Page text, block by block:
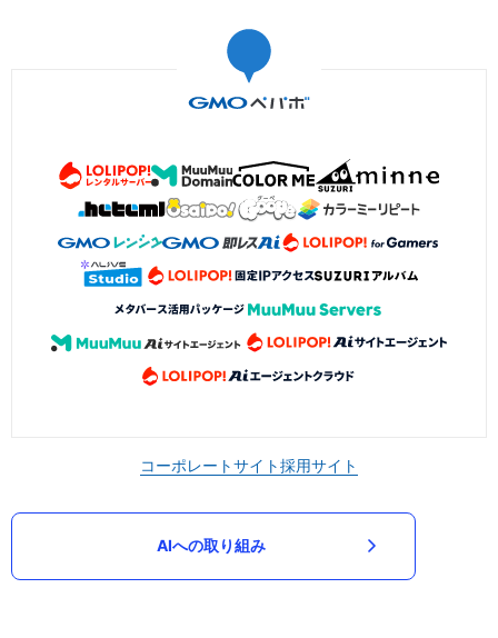
コーポレートサイト採用サイト
AIへの取り組み